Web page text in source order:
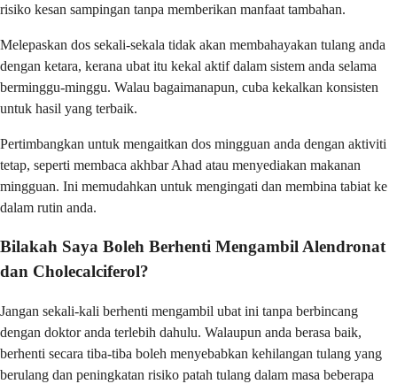
risiko kesan sampingan tanpa memberikan manfaat tambahan.
Melepaskan dos sekali-sekala tidak akan membahayakan tulang anda
dengan ketara, kerana ubat itu kekal aktif dalam sistem anda selama
berminggu-minggu. Walau bagaimanapun, cuba kekalkan konsisten
untuk hasil yang terbaik.
Pertimbangkan untuk mengaitkan dos mingguan anda dengan aktiviti
tetap, seperti membaca akhbar Ahad atau menyediakan makanan
mingguan. Ini memudahkan untuk mengingati dan membina tabiat ke
dalam rutin anda.
Bilakah Saya Boleh Berhenti Mengambil Alendronat
dan Cholecalciferol?
Jangan sekali-kali berhenti mengambil ubat ini tanpa berbincang
dengan doktor anda terlebih dahulu. Walaupun anda berasa baik,
berhenti secara tiba-tiba boleh menyebabkan kehilangan tulang yang
berulang dan peningkatan risiko patah tulang dalam masa beberapa